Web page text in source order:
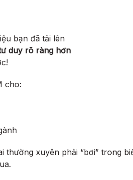
bạn đã tải lên
duy rõ ràng hơn
cho:
xuyên phải “bơi” trong